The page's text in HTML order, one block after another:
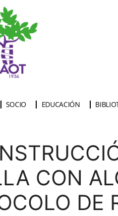
SOCIO EDUCACIÓN
CON
DE